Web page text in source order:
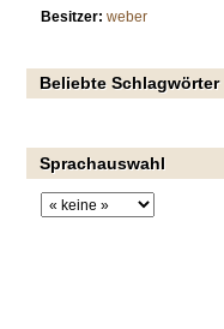
Besitzer: weber
Beliebte Schlagwörter
Sprachauswahl